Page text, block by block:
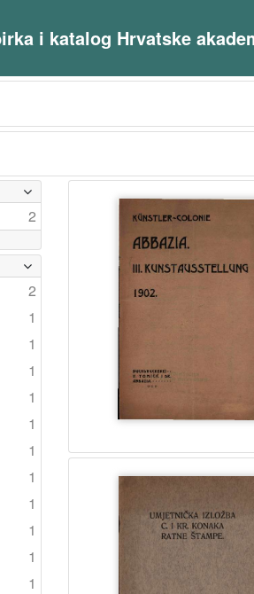
i katalog Hrvatske
2
2
1
1
1
1
1
1
1
1
1
1
1